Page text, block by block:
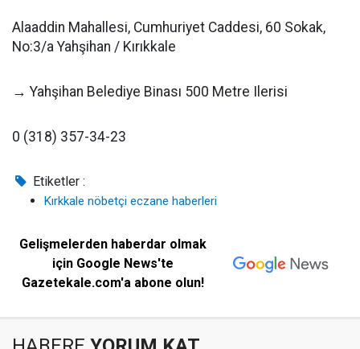
Alaaddin Mahallesi, Cumhuriyet Caddesi, 60 Sokak,
No:3/a Yahşihan / Kırıkkale
→ Yahşihan Belediye Binası 500 Metre Ilerisi
0 (318) 357-34-23
Etiketler :
Kırkkale nöbetçi eczane haberleri
Gelişmelerden haberdar olmak
için Google News'te
Gazetekale.com'a abone olun!